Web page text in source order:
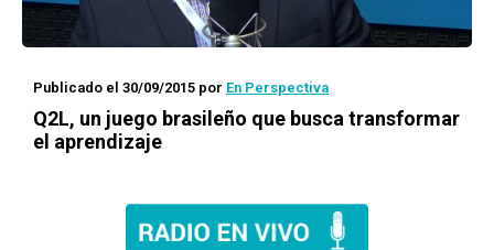
Publicado el 30/09/2015 por En Perspectiva
Q2L, un juego brasileño que busca transformar
el aprendizaje